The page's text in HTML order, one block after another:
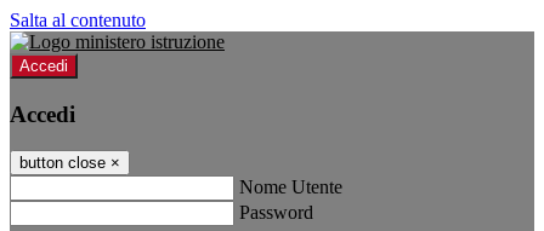
Salta al contenuto
Accedi
Accedi
button close ×
Nome Utente
Password